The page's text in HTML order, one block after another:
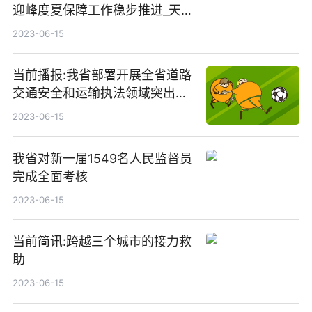
迎峰度夏保障工作稳步推进_天天
快看
2023-06-15
当前播报:我省部署开展全省道路
交通安全和运输执法领域突出问
题专项整治实地督察
2023-06-15
我省对新一届1549名人民监督员
完成全面考核
2023-06-15
当前简讯:跨越三个城市的接力救
助
2023-06-15